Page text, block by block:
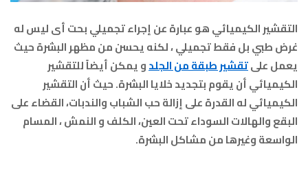
التقشير الكيميائي هو عبارة عن إجراء تجميلي بحت أى ليس له
غرض طبي بل فقط تجميلي ، لكنه يحسن من مظهر البشرة حيث
يعمل علىتقشير طبقة من الجلدو يمكن أيضاً للتقشير
الكيميائي أن يقوم بتجديد خلايا البشرة. حيث أن التقشير
الكيميائي له القدرة على إزالة حب الشباب والندبات، القضاء على
البقع والهالات السوداء تحت العين، الكلف و النمش ، المسام
الواسعة وغيرها من مشاكل البشرة.